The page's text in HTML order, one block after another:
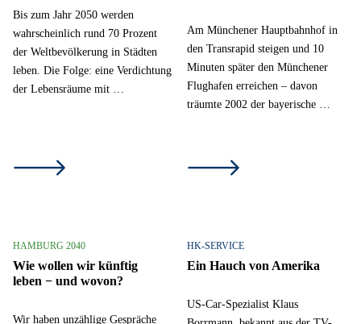
Bis zum Jahr 2050 werden
wahrscheinlich rund 70 Prozent
der Weltbevölkerung in Städten
leben. Die Folge: eine Verdichtung
der Lebensräume mit …
Am Münchener Hauptbahnhof in
den Transrapid steigen und 10
Minuten später den Münchener
Flughafen erreichen – davon
träumte 2002 der bayerische …
HAMBURG 2040
Wie wollen wir künftig
leben − und wovon?
Wir haben unzählige Gespräche
HK-SERVICE
Ein Hauch von Amerika
US-Car-Spezialist Klaus